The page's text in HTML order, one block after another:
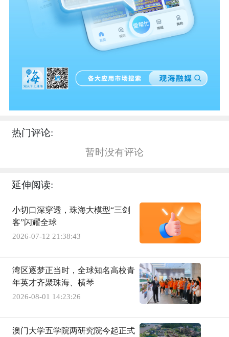
热门评论:
暂时没有评论
延伸阅读:
小切口深穿透，珠海大模型“三剑
客”闪耀全球
2026-07-12 21:38:43
湾区逐梦正当时，全球知名高校青
年英才齐聚珠海、横琴
2026-08-01 14:23:26
澳门大学五学院两研究院今起正式